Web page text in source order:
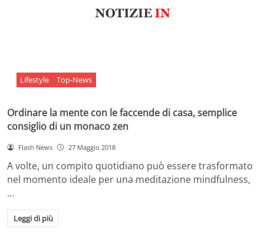
Lifestyle Top-News
Ordinare la mente con le faccende di casa, semplice
consiglio di un monaco zen
Flash News 27 Maggio 2018
A volte, un compito quotidiano può essere trasformato
nel momento ideale per una meditazione mindfulness,
…
Leggi di più